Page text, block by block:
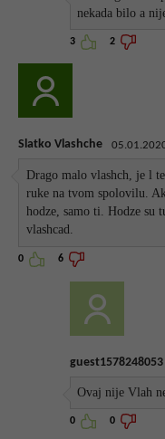
nekada bilo a
3 2
Slatko Vlashche
Drago malo vlashch, je l
ruke na tvom spolovilu.
hodze, samo ti. Hodze su
vlashcad.
0 6
guest1578248053
Ovaj nije Vlah
0 0